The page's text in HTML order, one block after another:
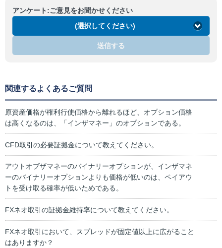
アンケート:ご意見をお聞かせください
(選択してください)
送信する
関連するよくあるご質問
原資産価格が権利行使価格から離れるほど、オプション価格
は高くなるのは、「インザマネー」のオプションである。
CFD取引の必要証拠金について教えてください。
アウトオブザマネーのバイナリーオプションが、インザマネ
ーのバイナリーオプションよりも価格が低いのは、ペイアウ
トを受け取る確率が低いためである。
FXネオ取引の証拠金維持率について教えてください。
FXネオ取引において、スプレッドが固定値以上に広がること
はありますか？